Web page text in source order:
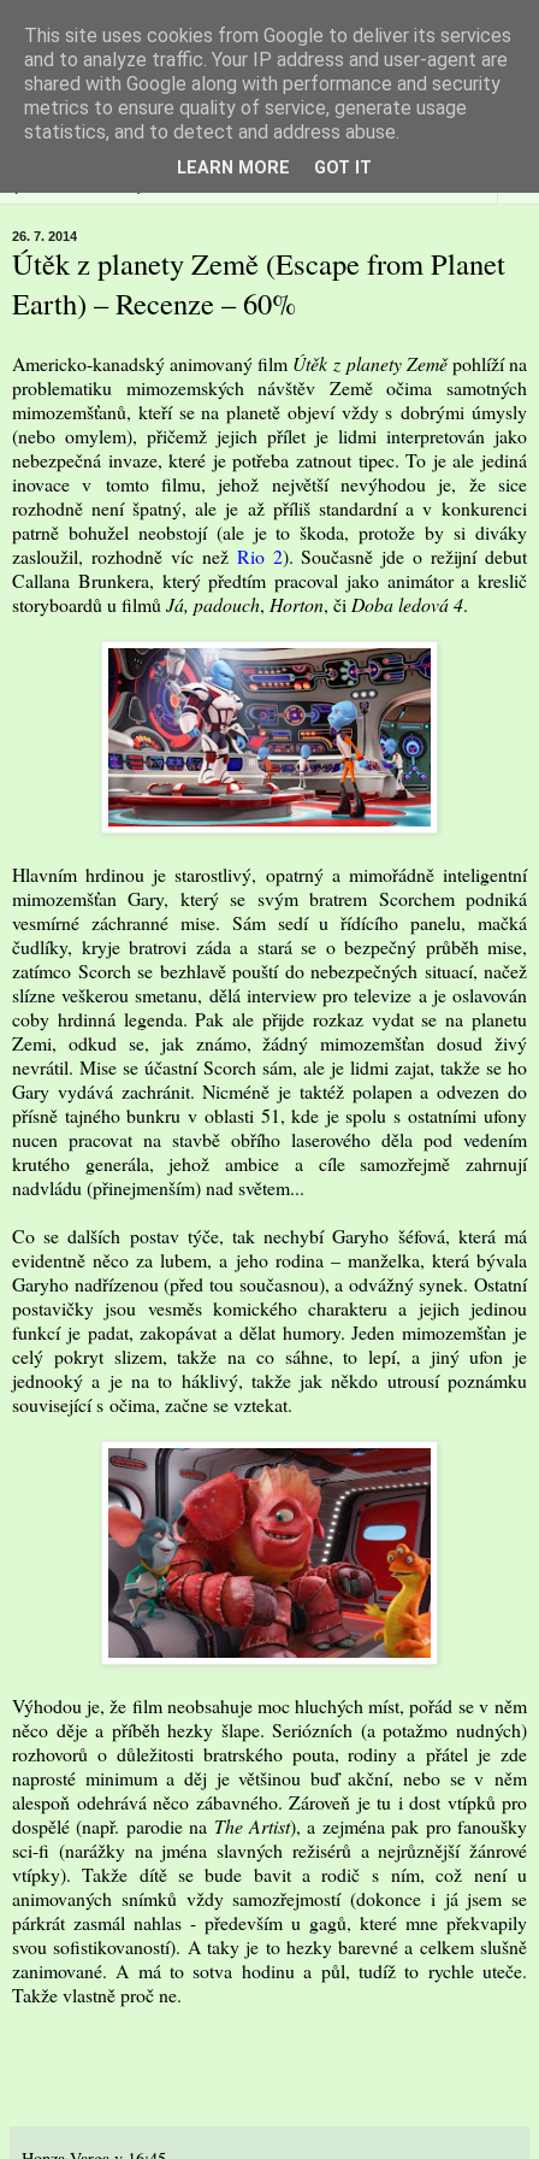
Filmspot
Recenze Honzy Vargy na filmové novinky v kinech
26. 7. 2014
Útěk z planety Země (Escape from Planet
Earth) – Recenze – 60%
Americko-kanadský animovaný film Útěk z planety Zeměpohlíží na
problematiku mimozemských návštěv Země očima samotných
mimozemšťanů, kteří se na planetě objeví vždy s dobrými úmysly
(nebo omylem), přičemž jejich přílet je lidmi interpretován jako
nebezpečná invaze, které je potřeba zatnout tipec. To je ale jediná
inovace v tomto filmu, jehož největší nevýhodou je, že sice
rozhodně není špatný, ale je až příliš standardní a v konkurenci
patrně bohužel neobstojí (ale je to škoda, protože by si diváky
zasloužil, rozhodně víc než Rio 2). Současně jde o režijní debut
Callana Brunkera, který předtím pracoval jako animátor a kreslič
storyboardů u filmů Já, padouch, Horton, či Doba ledová 4.
Hlavním hrdinou je starostlivý, opatrný a mimořádně inteligentní
mimozemšťan Gary, který se svým bratrem Scorchem podniká
vesmírné záchranné mise. Sám sedí u řídícího panelu, mačká
čudlíky, kryje bratrovi záda a stará se o bezpečný průběh mise,
zatímco Scorch se bezhlavě pouští do nebezpečných situací, načež
slízne veškerou smetanu, dělá interview pro televize a je oslavován
coby hrdinná legenda. Pak ale přijde rozkaz vydat se na planetu
Zemi, odkud se, jak známo, žádný mimozemšťan dosud živý
nevrátil. Mise se účastní Scorch sám, ale je lidmi zajat, takže se ho
Gary vydává zachránit. Nicméně je taktéž polapen a odvezen do
přísně tajného bunkru v oblasti 51, kde je spolu s ostatními ufony
nucen pracovat na stavbě obřího laserového děla pod vedením
krutého generála, jehož ambice a cíle samozřejmě zahrnují
nadvládu (přinejmenším) nad světem...
Co se dalších postav týče, tak nechybí Garyho šéfová, která má
evidentně něco za lubem, a jeho rodina – manželka, která bývala
Garyho nadřízenou (před tou současnou), a odvážný synek. Ostatní
postavičky jsou vesměs komického charakteru a jejich jedinou
funkcí je padat, zakopávat a dělat humory. Jeden mimozemšťan je
celý pokryt slizem, takže na co sáhne, to lepí, a jiný ufon je
jednooký a je na to háklivý, takže jak někdo utrousí poznámku
související s očima, začne se vztekat.
Výhodou je, že film neobsahuje moc hluchých míst, pořád se v něm
něco děje a příběh hezky šlape. Seriózních (a potažmo nudných)
rozhovorů o důležitosti bratrského pouta, rodiny a přátel je zde
naprosté minimum a děj je většinou buď akční, nebo se v něm
alespoň odehrává něco zábavného. Zároveň je tu i dost vtípků pro
dospělé (např. parodie na The Artist), a zejména pak pro fanoušky
sci-fi (narážky na jména slavných režisérů a nejrůznější žánrové
vtípky). Takže dítě se bude bavit a rodič s ním, což není u
animovaných snímků vždy samozřejmostí (dokonce i já jsem se
párkrát zasmál nahlas - především u gagů, které mne překvapily
svou sofistikovaností). A taky je to hezky barevné a celkem slušně
zanimované. A má to sotva hodinu a půl, tudíž to rychle uteče.
Takže vlastně proč ne.
This site uses cookies from Google to deliver its services
and to analyze traffic. Your IP address and user-agent are
shared with Google along with performance and security
metrics to ensure quality of service, generate usage
statistics, and to detect and address abuse.
LEARN MORE GOT IT